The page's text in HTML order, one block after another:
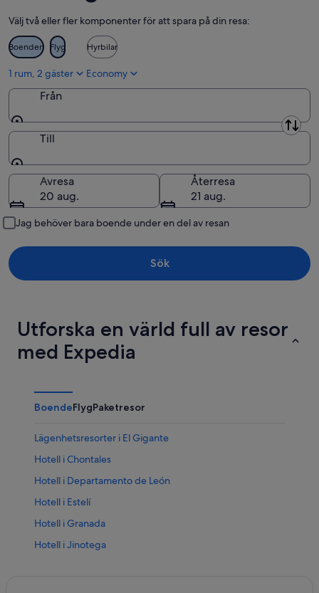
Managua, department
Masaya, department
Matagalpa (departement)
Nueva Segovia
Rio San Juan
Rivas (departement)
Región Autónoma del Atlántico Sur
Välj två eller fler komponenter för att spara på din resa:
Boenden Flyg Hyrbilar
1 rum, 2 gäster Economy
Från
Från
Till
Till
Avresa
20 aug.
Återresa
21 aug.
Jag behöver bara boende under en del av resan
Sök
Utforska en värld full av resor
med Expedia
BoendeFlygPaketresor
Lägenhetsresorter i El Gigante
Hotell i Chontales
Hotell i Departamento de León
Hotell i Estelí
Hotell i Granada
Hotell i Jinotega